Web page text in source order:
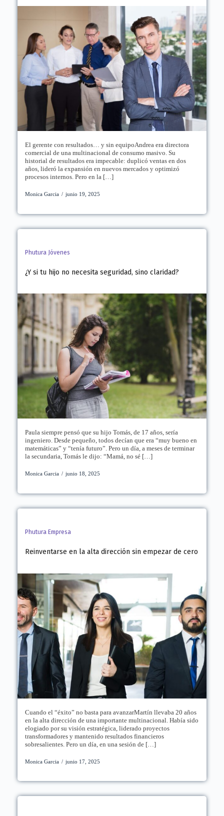
El gerente con resultados… y sin equipoAndrea era directora
comercial de una multinacional de consumo masivo. Su
historial de resultados era impecable: duplicó ventas en dos
años, lideró la expansión en nuevos mercados y optimizó
procesos internos. Pero en la […]
Monica Garcia / junio 19, 2025
Phutura Jóvenes
¿Y si tu hijo no necesita seguridad, sino claridad?
Paula siempre pensó que su hijo Tomás, de 17 años, sería
ingeniero. Desde pequeño, todos decían que era “muy bueno en
matemáticas” y “tenía futuro”. Pero un día, a meses de terminar
la secundaria, Tomás le dijo: “Mamá, no sé […]
Monica Garcia / junio 18, 2025
Phutura Empresa
Reinventarse en la alta dirección sin empezar de cero
Cuando el “éxito” no basta para avanzarMartín llevaba 20 años
en la alta dirección de una importante multinacional. Había sido
elogiado por su visión estratégica, liderado proyectos
transformadores y mantenido resultados financieros
sobresalientes. Pero un día, en una sesión de […]
Monica Garcia / junio 17, 2025